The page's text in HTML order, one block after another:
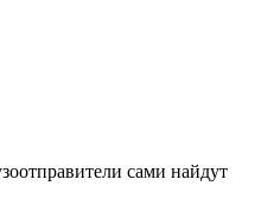
сами найдут